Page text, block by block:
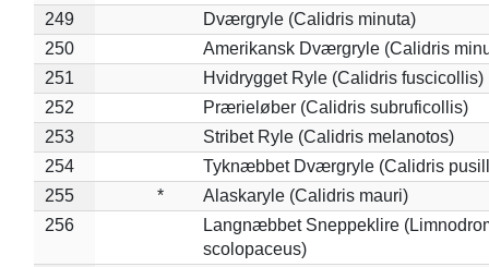
249
Dværgryle (Calidris minuta)
250
Amerikansk Dværgryle (Calidris
251
Hvidrygget Ryle (Calidris fuscicollis)
252
Prærieløber (Calidris subruficollis)
253
Stribet Ryle (Calidris melanotos)
254
Tyknæbbet Dværgryle (Calidris
255
*
Alaskaryle (Calidris mauri)
256
Langnæbbet Sneppeklire
scolopaceus)